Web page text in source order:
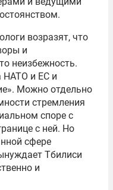
возразят, что
и
неизбежность.
НАТО и ЕС и
Можно отдельно
стремления
споре с
с ней. Но
сфере
Тбилиси
и